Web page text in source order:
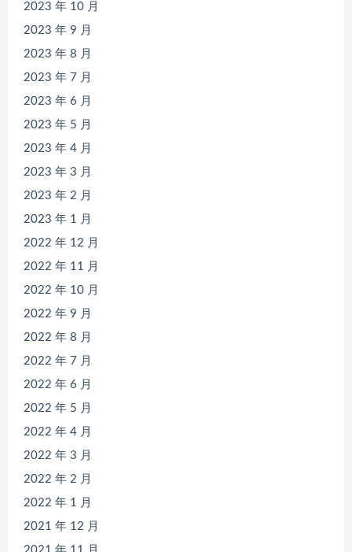
2023 年 10 月
2023 年 9 月
2023 年 8 月
2023 年 7 月
2023 年 6 月
2023 年 5 月
2023 年 4 月
2023 年 3 月
2023 年 2 月
2023 年 1 月
2022 年 12 月
2022 年 11 月
2022 年 10 月
2022 年 9 月
2022 年 8 月
2022 年 7 月
2022 年 6 月
2022 年 5 月
2022 年 4 月
2022 年 3 月
2022 年 2 月
2022 年 1 月
2021 年 12 月